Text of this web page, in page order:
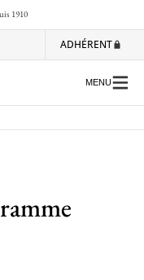
1910
ADHÉRENT
MENU